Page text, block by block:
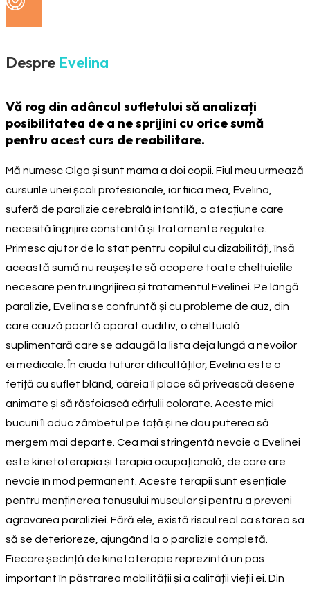
Despre Evelina
Vă rog din adâncul sufletului să analizați
posibilitatea de a ne sprijini cu orice sumă
pentru acest curs de reabilitare.
Mă numesc Olga și sunt mama a doi copii. Fiul meu urmează
cursurile unei școli profesionale, iar fiica mea, Evelina,
suferă de paralizie cerebrală infantilă, o afecțiune care
necesită îngrijire constantă și tratamente regulate.
Primesc ajutor de la stat pentru copilul cu dizabilități, însă
această sumă nu reușește să acopere toate cheltuielile
necesare pentru îngrijirea și tratamentul Evelinei. Pe lângă
paralizie, Evelina se confruntă și cu probleme de auz, din
care cauză poartă aparat auditiv, o cheltuială
suplimentară care se adaugă la lista deja lungă a nevoilor
ei medicale. În ciuda tuturor dificultăților, Evelina este o
fetiță cu suflet blând, căreia îi place să privească desene
animate și să răsfoiască cărțulii colorate. Aceste mici
bucurii îi aduc zâmbetul pe față și ne dau puterea să
mergem mai departe. Cea mai stringentă nevoie a Evelinei
este kinetoterapia și terapia ocupațională, de care are
nevoie în mod permanent. Aceste terapii sunt esențiale
pentru menținerea tonusului muscular și pentru a preveni
agravarea paraliziei. Fără ele, există riscul real ca starea sa
să se deterioreze, ajungând la o paralizie completă.
Fiecare ședință de kinetoterapie reprezintă un pas
important în păstrarea mobilității și a calității vieții ei. Din